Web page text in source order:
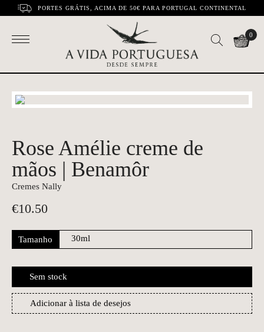
PORTES GRÁTIS, ACIMA DE 50€ PARA PORTUGAL CONTINENTAL
0
Rose Amélie creme de
mãos | Benamôr
Cremes Nally
€10.50
Tamanho
Sem stock
Adicionar à lista de desejos